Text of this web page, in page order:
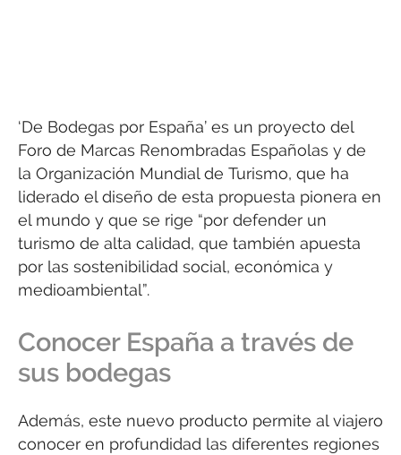
‘De Bodegas por España’ es un proyecto del
Foro de Marcas Renombradas Españolas y de
la Organización Mundial de Turismo, que ha
liderado el diseño de esta propuesta pionera en
el mundo y que se rige “por defender un
turismo de alta calidad, que también apuesta
por las sostenibilidad social, económica y
medioambiental”.
Conocer España a través de
sus bodegas
Además, este nuevo producto permite al viajero
conocer en profundidad las diferentes regiones